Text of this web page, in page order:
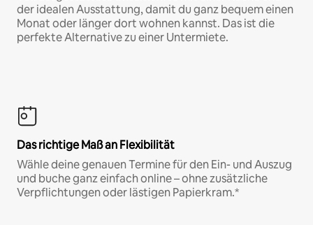
der idealen Ausstattung, damit du ganz bequem einen
Monat oder länger dort wohnen kannst. Das ist die
perfekte Alternative zu einer Untermiete.
Das richtige Maß an Flexibilität
Wähle deine genauen Termine für den Ein- und Auszug
und buche ganz einfach online – ohne zusätzliche
Verpflichtungen oder lästigen Papierkram.*